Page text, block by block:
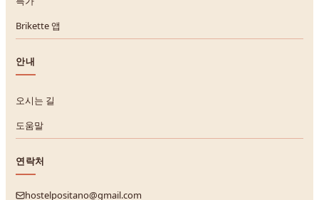
Brikette 앱
안내
오시는 길
도움말
연락처
hostelpositano@gmail.com